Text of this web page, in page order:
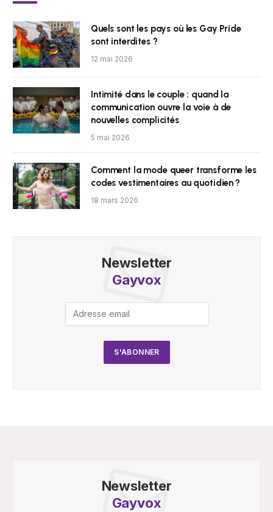
Quels sont les pays où les Gay Pride
sont interdites ?
12 mai 2026
Intimité dans le couple : quand la
communication ouvre la voie à de
nouvelles complicités
5 mai 2026
Comment la mode queer transforme les
codes vestimentaires au quotidien ?
18 mars 2026
Newsletter
Gayvox
Newsletter
Gayvox